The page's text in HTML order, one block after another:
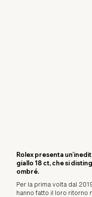
Rolex presenta
giallo 18 ct, che si
ombré.
Per la prima volta dal
hanno fatto il loro ritorno